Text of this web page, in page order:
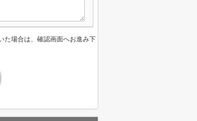
た場合は、確認画面へお進み下